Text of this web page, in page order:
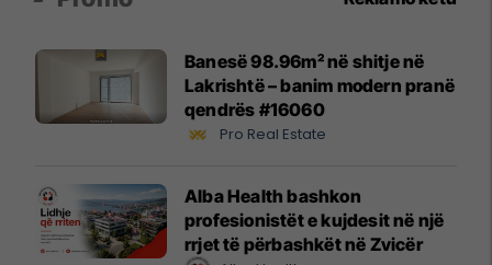
Banesë 98.96m² në shitje në
Lakrishtë – banim modern pranë
qendrës #16060
Pro Real Estate
Alba Health bashkon
profesionistët e kujdesit në një
rrjet të përbashkët në Zvicër